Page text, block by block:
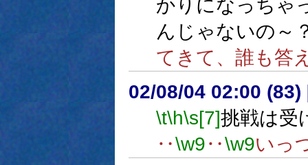
かりになっちゃ
んじゃないの～
てきて、誰も答
02/08/04 02:00 (83)
\t\h\s[7]挑戦は受
‥\w9‥\w9いっ